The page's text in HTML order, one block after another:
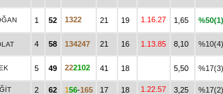
1 52 1322 21 19 1.16.27 1,65 %50(1)
4 58 134247 21 16 1.13.85 8,10 %10(4)
5 49 222102 41 18 5,50 %17(3)
2 62 156-165 17 18 1.22.57 3,25 %17(2)